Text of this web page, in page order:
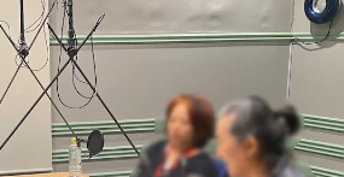
ズ